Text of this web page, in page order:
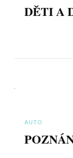
DĚTI A
AUTO